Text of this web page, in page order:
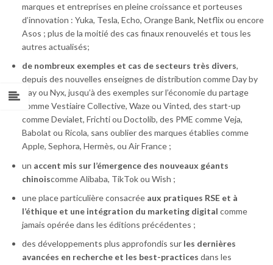
marques et entreprises en pleine croissance et porteuses
d’innovation : Yuka, Tesla, Echo, Orange Bank, Netflix ou encore
Asos ; plus de la moitié des cas finaux renouvelés et tous les
autres actualisés;
de nombreux exemples et cas de secteurs très divers,
depuis des nouvelles enseignes de distribution comme Day by
Day ou Nyx, jusqu’à des exemples sur l’économie du partage
comme Vestiaire Collective, Waze ou Vinted, des start-up
comme Devialet, Frichti ou Doctolib, des PME comme Veja,
Babolat ou Ricola, sans oublier des marques établies comme
Apple, Sephora, Hermès, ou Air France ;
un accent mis sur l’émergence des nouveaux géants
chinoiscomme Alibaba, TikTok ou Wish ;
une place particulière consacrée aux pratiques RSE et à
l’éthique et une intégration du marketing digital comme
jamais opérée dans les éditions précédentes ;
des développements plus approfondis sur les dernières
avancées en recherche et les best-practices dans les